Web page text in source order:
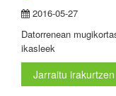
2016-05-27
Datorrenean
ikasleek
Jarraitu irakurtzen